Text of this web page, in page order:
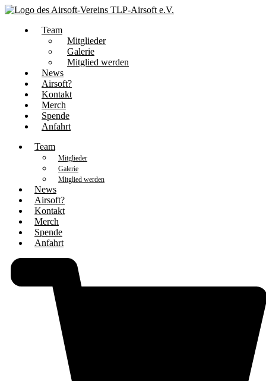
Team
Mitglieder
Galerie
Mitglied werden
News
Airsoft?
Kontakt
Merch
Spende
Anfahrt
Team
Mitglieder
Galerie
Mitglied werden
News
Airsoft?
Kontakt
Merch
Spende
Anfahrt